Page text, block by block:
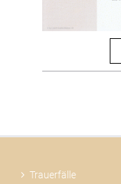
Trauerfälle